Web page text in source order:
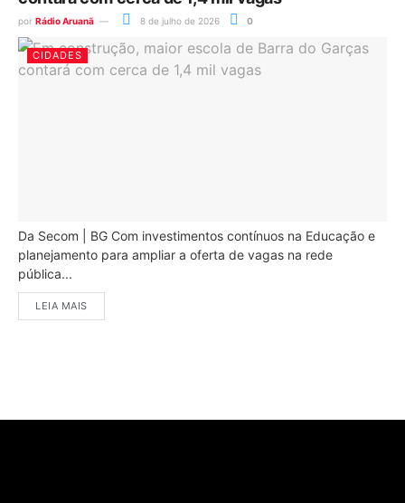
por Rádio Aruanã 8 de julho de 2026 0
CIDADES
Da Secom | BG Com investimentos contínuos na Educação e
planejamento para ampliar a oferta de vagas na rede
pública...
LEIA MAIS